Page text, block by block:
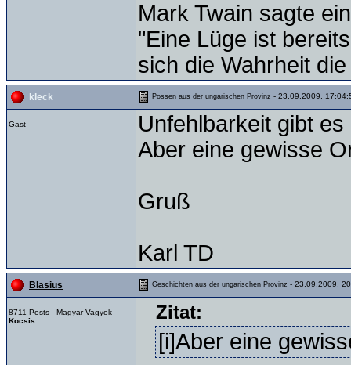
Mark Twain sagte
"Eine Lüge ist
sich die Wahrheit
kleck Possen aus der ungarischen Provinz - 23.09.2009,
Gast
Unfehlbarkeit gibt es
Aber eine gewisse
Gruß
Karl TD
Blasius Geschichten aus der ungarischen Provinz - 23.09.2009,
8711 Posts - Magyar Vagyok
Kocsis
Zitat:
[i]Aber eine